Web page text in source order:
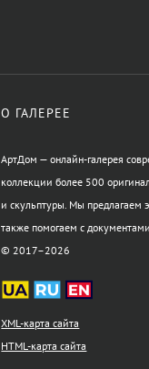
О ГАЛЕРЕЕ
АртДом — онлайн-галерея
коллекции более 500
и скульптуры. Мы предлагаем
также помогаем с
© 2017–2026
XML-карта сайта
HTML-карта сайта